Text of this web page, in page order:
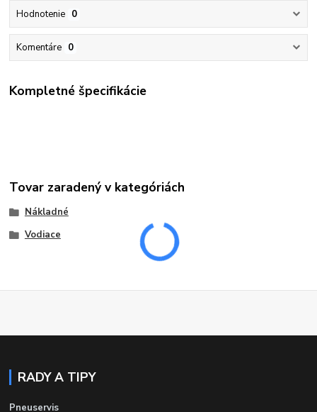
Hodnotenie 0
Komentáre 0
Kompletné špecifikácie
Tovar zaradený v kategóriách
Nákladné
Vodiace
RADY A TIPY
Pneuservis